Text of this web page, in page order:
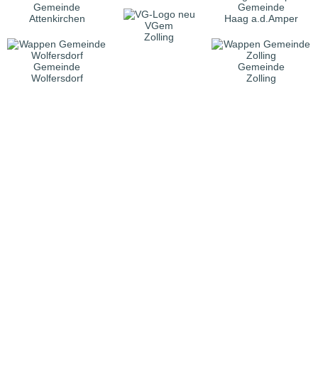
Gemeinde
Attenkirchen
VGem
Zolling
Gemeinde
Haag a.d.Amper
Gemeinde
Wolfersdorf
Gemeinde
Zolling